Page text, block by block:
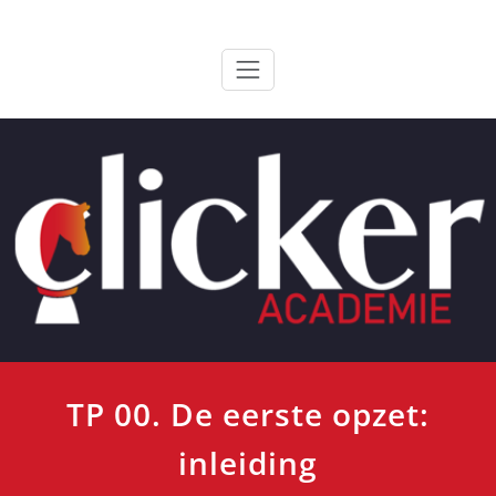
ClickerAcademie
TP 00. De eerste opzet:
inleiding